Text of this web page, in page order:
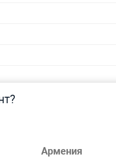
Армения
20Х13, AISI 316L, 08Х13